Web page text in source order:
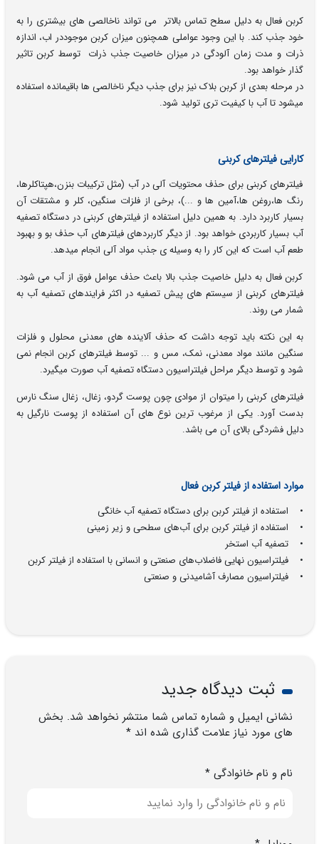
کربن فعال به دلیل سطح تماس بالاتر می تواند ناخالصی های بیشتری را به
خود جذب کند. با این وجود عواملی همچنون میزان کربن موجوددر اب، اندازه
ذرات و مدت زمان آلودگی در میزان خاصیت جذب ذرات توسط کربن تاثیر
گذار خواهد بود.
در مرحله بعدی از کربن بلاک نیز برای جذب دیگر ناخالصی ها باقیمانده استفاده
میشود تا آب با کیفیت تری تولید شود.
کارایی فیلترهای کربنی
فیلترهای کربنی برای حذف محتویات آلی در آب (مثل ترکیبات بنزن،هپتاکلرها،
رنگ ها،روغن ها،آمین ها و ...)، برخی از فلزات سنگین، کلر و مشتقات آن
بسیار کاربرد دارد. به همین دلیل استفاده از فیلترهای کربنی در دستگاه تصفیه
آب بسیار کاربردی خواهد بود. از دیگر کاربردهای فیلترهای آب حذف بو و بهبود
طعم آب است که این کار را به وسیله ی جذب مواد آلی انجام میدهد.
کربن فعال به دلیل خاصیت جذب بالا باعث حذف عوامل فوق از آب می شود.
فیلترهای کربنی از سیستم های پیش تصفیه در اکثر فرایندهای تصفیه آب به
شمار می روند.
به این نکته باید توجه داشت که حذف آلاینده های معدنی محلول و فلزات
سنگین مانند مواد معدنی، نمک، مس و ... توسط فیلترهای کربن انجام نمی
شود و توسط دیگر مراحل فیلتراسیون دستگاه تصفیه آب صورت میگیرد.
فیلترهای کربنی را میتوان از موادی چون پوست گردو، زغال، زغال سنگ نارس
بدست آورد. یکی از مرغوب ترین نوع های آن استفاده از پوست نارگیل به
دلیل فشردگی بالای آن می باشد.
موارد استفاده از فیلتر کربن فعال
• استفاده از فیلتر کربن برای دستگاه تصفیه آب خانگی
• استفاده از فیلتر کربن برای آب‌های سطحی و زیر زمینی
• تصفیه آب استخر
• فیلتراسیون نهایی فاضلاب‌های صنعتی و انسانی با استفاده از فیلتر کربن
• فیلتراسیون مصارف آشامیدنی و صنعتی
ثبت دیدگاه جدید
نشانی ایمیل و شماره تماس شما منتشر نخواهد شد. بخش
های مورد نیاز علامت گذاری شده اند *
نام و نام خانوادگی *